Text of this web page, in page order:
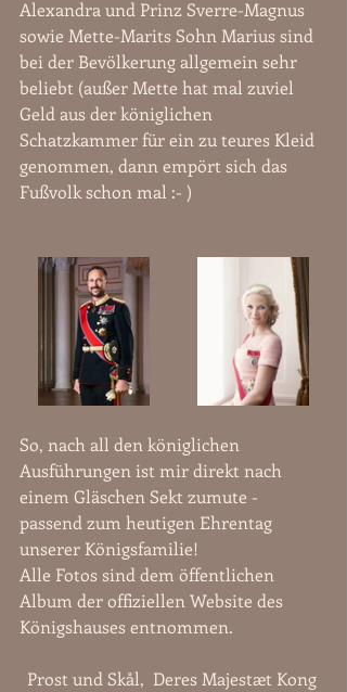
Alexandra und Prinz Sverre-Magnus
sowie Mette-Marits Sohn Marius sind
bei der Bevölkerung allgemein sehr
beliebt (außer Mette hat mal zuviel
Geld aus der königlichen
Schatzkammer für ein zu teures Kleid
genommen, dann empört sich das
Fußvolk schon mal :- )
So, nach all den königlichen
Ausführungen ist mir direkt nach
einem Gläschen Sekt zumute -
passend zum heutigen Ehrentag
unserer Königsfamilie!
Alle Fotos sind dem öffentlichen
Album der offiziellen Website des
Königshauses entnommen.
Prost und Skål,  Deres Majestæt Kong